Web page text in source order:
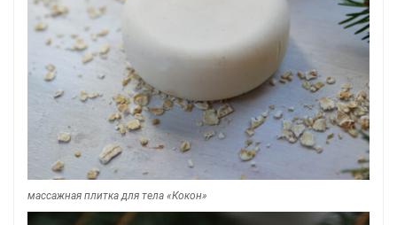
массажная плитка для тела «Кокон»